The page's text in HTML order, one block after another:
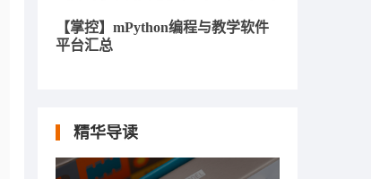
【掌控】mPython编程与教学软件
平台汇总
精华导读